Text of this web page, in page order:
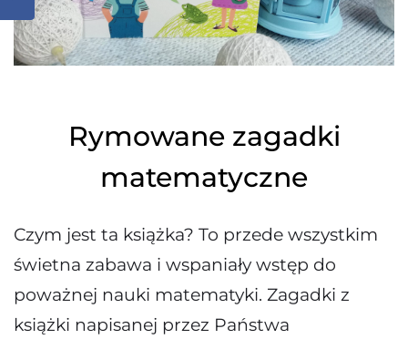
Rymowane zagadki
matematyczne
Czym jest ta książka? To przede wszystkim
świetna zabawa i wspaniały wstęp do
poważnej nauki matematyki. Zagadki z
książki napisanej przez Państwa